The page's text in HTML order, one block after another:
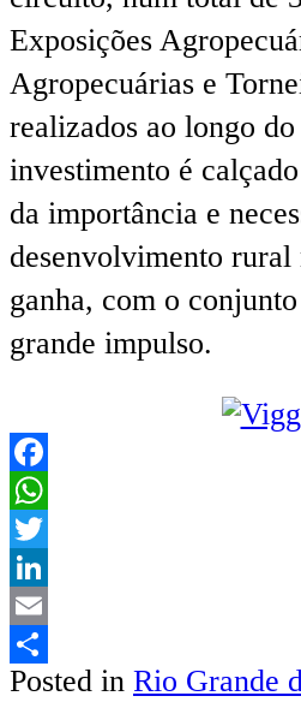
Exposições
Agropecuárias e
realizados ao longo
investimento é
da importância e
desenvolvimento rural
ganha, com o
grande impulso.
Facebook
WhatsApp
Twitter
LinkedIn
Email
Share
Posted in Rio Grande